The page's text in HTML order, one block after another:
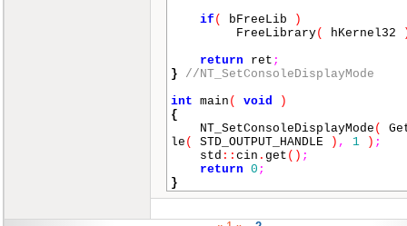
if ( bFreeLib
)
FreeLibrary( hKernel32
return ret ;
}
//NT_SetConsoleDisplayMode
int main ( void
)
{
NT_SetConsoleDisplayMode (
le ( STD_OUTPUT_HANDLE ) , 1 ) ;
std :: cin . get () ;
return 0 ;
}